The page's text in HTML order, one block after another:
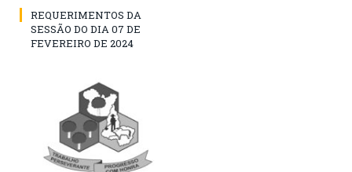
REQUERIMENTOS DA
SESSÃO DO DIA 07 DE
FEVEREIRO DE 2024